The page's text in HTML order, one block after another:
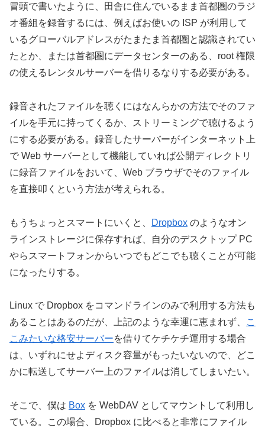
冒頭で書いたように、田舎に住んでいるまま首都圏のラジ
オ番組を録音するには、例えばお使いの ISP が利用して
いるグローバルアドレスがたまたま首都圏と認識されてい
たとか、または首都圏にデータセンターのある、root 権限
の使えるレンタルサーバーを借りるなりする必要がある。
録音されたファイルを聴くにはなんらかの方法でそのファ
イルを手元に持ってくるか、ストリーミングで聴けるよう
にする必要がある。録音したサーバーがインターネット上
で Web サーバーとして機能していれば公開ディレクトリ
に録音ファイルをおいて、Web ブラウザでそのファイル
を直接叩くという方法が考えられる。
もうちょっとスマートにいくと、 Dropbox のようなオン
ラインストレージに保存すれば、自分のデスクトップ PC
やらスマートフォンからいつでもどこでも聴くことが可能
になったりする。
Linux で Dropbox をコマンドラインのみで利用する方法も
あることはあるのだが、上記のような幸運に恵まれず、
こ
こみたいな格安サーバーを借りてケチケチ運用する場合
は、いずれにせよディスク容量がもったいないので、どこ
かに転送してサーバー上のファイルは消してしまいたい。
そこで、僕は Box を WebDAV としてマウントして利用し
ている。この場合、Dropbox に比べると非常にファイル